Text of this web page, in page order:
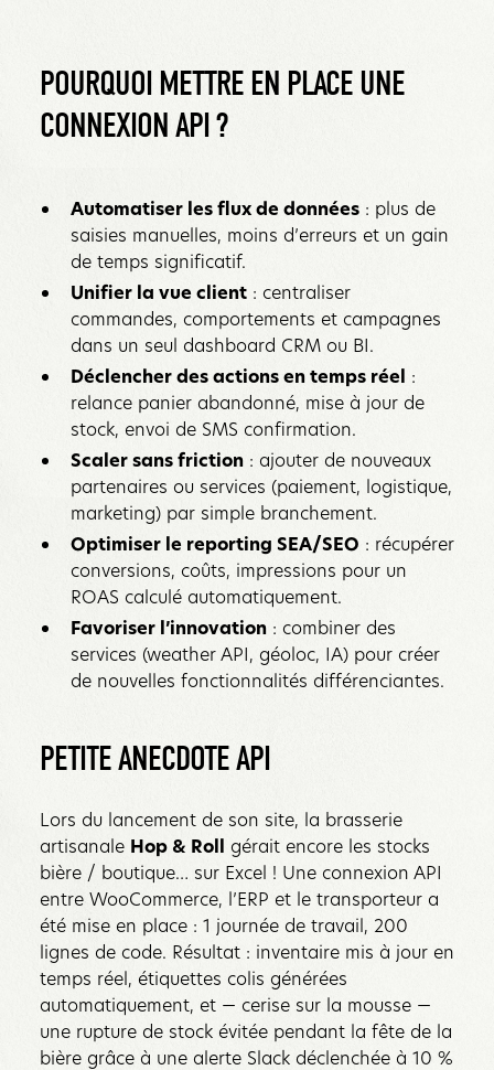
POURQUOI METTRE EN PLACE UNE
CONNEXION API ?‍
Automatiser les flux de données : plus de
saisies manuelles, moins d’erreurs et un gain
de temps significatif.
Unifier la vue client : centraliser
commandes, comportements et campagnes
dans un seul dashboard CRM ou BI.
Déclencher des actions en temps réel :
relance panier abandonné, mise à jour de
stock, envoi de SMS confirmation.
Scaler sans friction : ajouter de nouveaux
partenaires ou services (paiement, logistique,
marketing) par simple branchement.
Optimiser le reporting SEA/SEO : récupérer
conversions, coûts, impressions pour un
ROAS calculé automatiquement.
Favoriser l’innovation : combiner des
services (weather API, géoloc, IA) pour créer
de nouvelles fonctionnalités différenciantes.‍
PETITE ANECDOTE API
Lors du lancement de son site, la brasserie
artisanale Hop & Roll gérait encore les stocks
bière / boutique… sur Excel ! Une connexion API
entre WooCommerce, l’ERP et le transporteur a
été mise en place : 1 journée de travail, 200
lignes de code. Résultat : inventaire mis à jour en
temps réel, étiquettes colis générées
automatiquement, et — cerise sur la mousse —
une rupture de stock évitée pendant la fête de la
bière grâce à une alerte Slack déclenchée à 10 %